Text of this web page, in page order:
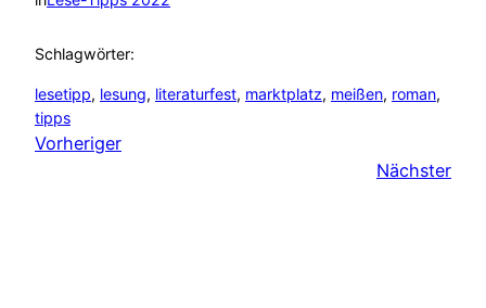
Schlagwörter:
lesetipp, lesung, literaturfest, marktplatz, meißen, roman
tipps
Vorheriger
Nächster